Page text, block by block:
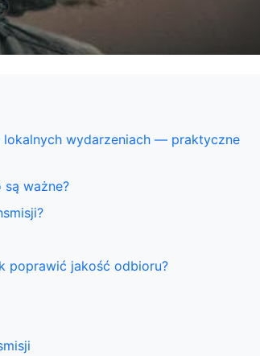
wydarzeniach — praktyczne
ważne?
poprawić jakość odbioru?